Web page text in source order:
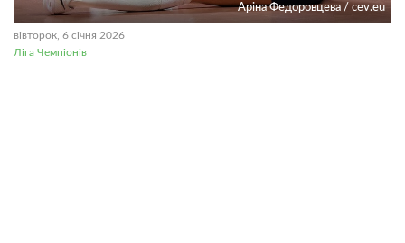
Аріна Федоровцева / cev.eu
вівторок, 6 січня 2026
Ліга Чемпіонів